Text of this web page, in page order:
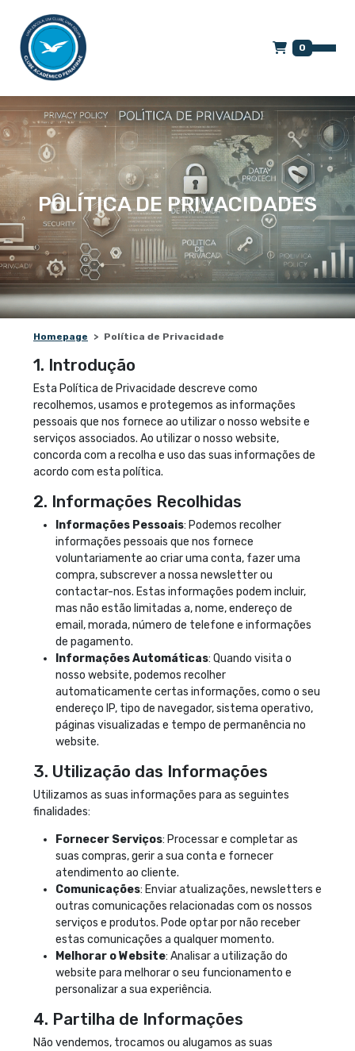
0
POLÍTICA DE PRIVACIDADES
Homepage Política de Privacidade
1. Introdução
Esta Política de Privacidade descreve como
recolhemos, usamos e protegemos as informações
pessoais que nos fornece ao utilizar o nosso website e
serviços associados. Ao utilizar o nosso website,
concorda com a recolha e uso das suas informações de
acordo com esta política.
2. Informações Recolhidas
Informações Pessoais: Podemos recolher
informações pessoais que nos fornece
voluntariamente ao criar uma conta, fazer uma
compra, subscrever a nossa newsletter ou
contactar-nos. Estas informações podem incluir,
mas não estão limitadas a, nome, endereço de
email, morada, número de telefone e informações
de pagamento.
Informações Automáticas: Quando visita o
nosso website, podemos recolher
automaticamente certas informações, como o seu
endereço IP, tipo de navegador, sistema operativo,
páginas visualizadas e tempo de permanência no
website.
3. Utilização das Informações
Utilizamos as suas informações para as seguintes
finalidades:
Fornecer Serviços: Processar e completar as
suas compras, gerir a sua conta e fornecer
atendimento ao cliente.
Comunicações: Enviar atualizações, newsletters e
outras comunicações relacionadas com os nossos
serviços e produtos. Pode optar por não receber
estas comunicações a qualquer momento.
Melhorar o Website: Analisar a utilização do
website para melhorar o seu funcionamento e
personalizar a sua experiência.
4. Partilha de Informações
Não vendemos, trocamos ou alugamos as suas